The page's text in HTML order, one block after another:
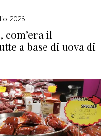
2026
com’era il
a base di uova di